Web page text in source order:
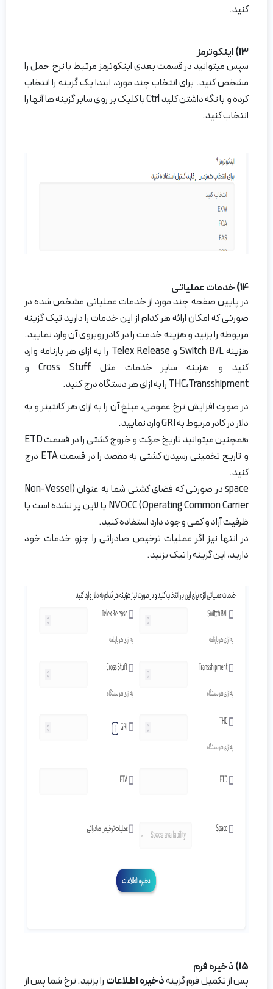
کنید.
13) اینکوترمز
سپس میتوانید در قسمت بعدی اینکوترمز مرتبط با نرخ حمل را
مشخص کنید. برای انتخاب چند مورد، ابتدا یک گزینه را انتخاب
کرده و با نگه داشتن کلید Ctrl با کلیک بر روی سایر گزینه ها آنها را
انتخاب کنید.
14) خدمات عملیاتی
در پایین صفحه چند مورد از خدمات عملیاتی مشخص شده در
صورتی که امکان ارائه هر کدام از این خدمات را دارید تیک گزینه
مربوطه را بزنید و هزینه خدمت را در کادر روبروی آن وارد نمایید.
هزینه Switch B/L و Telex Release را به ازای هر بارنامه وارد
کنید و هزینه سایر خدمات مثل Cross Stuff و
THC،Transshipment را به ازای هر دستگاه درج کنید.
در صورت افزایش نرخ عمومی، مبلغ آن را به ازای هر کانتینر و به
دلار در کادر مربوط به GRI وارد نمایید.
همچنین میتوانید تاریخ حرکت و خروج کشتی را در قسمت ETD
و تاریخ تخمینی رسیدن کشتی به مقصد را در قسمت ETA درج
کنید.
space در صورتی که فضای کشتی شما به عنوان (Non-Vessel
Operating Common Carrier) NVOCC یا لاین پر نشده است یا
ظرفیت آزاد و کمی وجود دارد استفاده کنید.
در انتها نیز اگر عملیات ترخیص صادراتی را جزو خدمات خود
دارید، این گزینه را تیک بزنید.
15) ذخیره فرم
پس از تکمیل فرم گزینهذخیره اطلاعات را بزنید. نرخ شما پس از